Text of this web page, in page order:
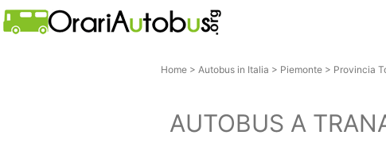
Home> Autobus in Italia > Piemonte> Provincia
AUTOBUS A